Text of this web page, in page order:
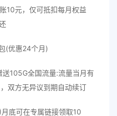
10元，仅可抵扣每月权益
(优惠24个月)
105G全国流量:流量当月有
双方无异议到期自动续订
底可在专属链接领取10